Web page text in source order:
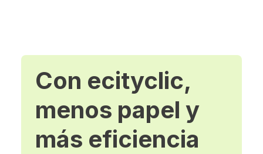
Con ecityclic,
menos papel y
más eficiencia